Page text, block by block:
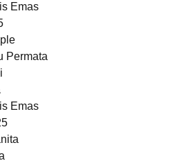
Emas
Permata
Emas